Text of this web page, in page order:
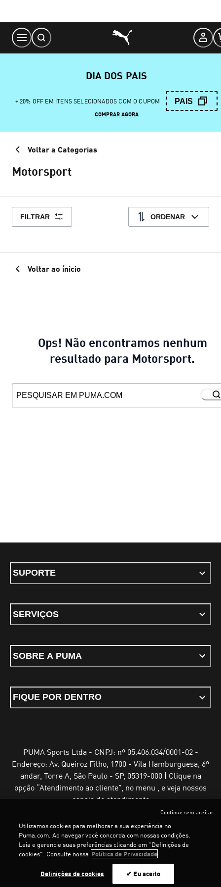
Content
DIA DOS PAIS
+ 20% OFF EM ITENS SELECIONADOS COM O CUPOM PAIS
COMPRAR AGORA
Voltar a Categorias
Motorsport
FILTRAR ORDENAR
Voltar ao ínicio
Ops! Não encontramos nenhum
resultado para Motorsport.
SUPORTE
SERVIÇOS
SOBRE A PUMA
FIQUE POR DENTRO
PUMA Sports Ltda - CNPJ: nº 05.406.034/0001-02 -
Endereço: Av. Queiroz Filho, 1700 - Vila Hamburguesa, 6º
andar, Torre A, São Paulo - SP, 05319-000 | Clique na
opção “Atendimento ao cliente”, no menu , e veja nossos
canais de atendimento
Termos e Condições de UsoPolítica de Privacidade
Configurador de cookies
PUMA, 2025. Todos os direitos reservados
Utilizamos cookies para melhorar a sua experiência no
Puma.com. Ao navegar você concorda com nossas condições.
Leia e gerencie suas preferências clicando em "Definições de
cookies". Consulte nossa Política de Privacidade
Definições de cookies ✔ Eu aceito
Continue sem aceitar